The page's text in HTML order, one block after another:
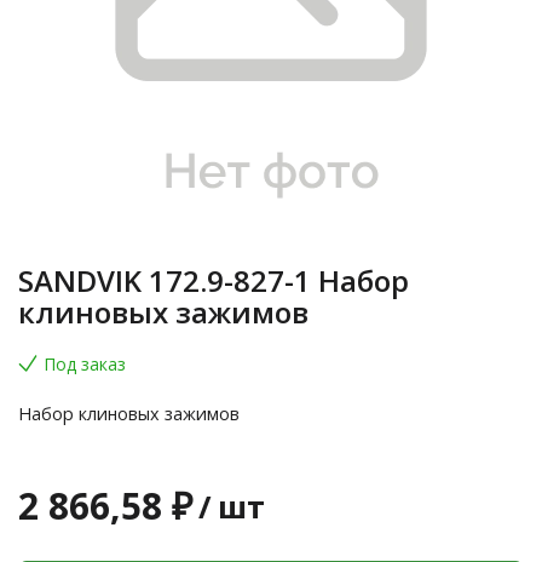
SANDVIK 172.9-827-1 Набор
клиновых зажимов
Под заказ
Набор клиновых зажимов
2 866,58 ₽/ шт